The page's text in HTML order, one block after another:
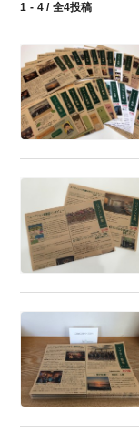
1 - 4 / 全4投稿